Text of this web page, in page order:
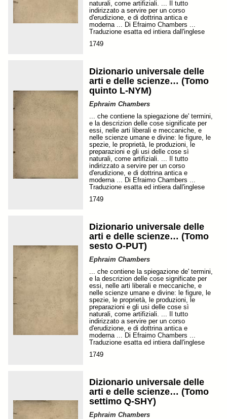
naturali, come artifiziali. ... Il tutto
indirizzato a servire per un corso
d'erudizione, e di dottrina antica e
moderna ... Di Efraimo Chambers ...
Traduzione esatta ed intiera dall'inglese
1749
Dizionario universale delle
arti e delle scienze… (Tomo
quinto L-NYM)
Ephraim Chambers
... che contiene la spiegazione de' termini,
e la descrizion delle cose significate per
essi, nelle arti liberali e meccaniche, e
nelle scienze umane e divine: le figure, le
spezie, le proprietà, le produzioni, le
preparazioni e gli usi delle cose sì
naturali, come artifiziali. ... Il tutto
indirizzato a servire per un corso
d'erudizione, e di dottrina antica e
moderna ... Di Efraimo Chambers ...
Traduzione esatta ed intiera dall'inglese
1749
Dizionario universale delle
arti e delle scienze… (Tomo
sesto O-PUT)
Ephraim Chambers
... che contiene la spiegazione de' termini,
e la descrizion delle cose significate per
essi, nelle arti liberali e meccaniche, e
nelle scienze umane e divine: le figure, le
spezie, le proprietà, le produzioni, le
preparazioni e gli usi delle cose sì
naturali, come artifiziali. ... Il tutto
indirizzato a servire per un corso
d'erudizione, e di dottrina antica e
moderna ... Di Efraimo Chambers ...
Traduzione esatta ed intiera dall'inglese
1749
Dizionario universale delle
arti e delle scienze… (Tomo
settimo Q-SHY)
Ephraim Chambers